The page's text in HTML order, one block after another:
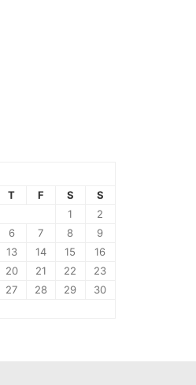
T F S
S
1
2
6 7 8
9
13 14 15
16
20 21 22
23
27 28 29
30